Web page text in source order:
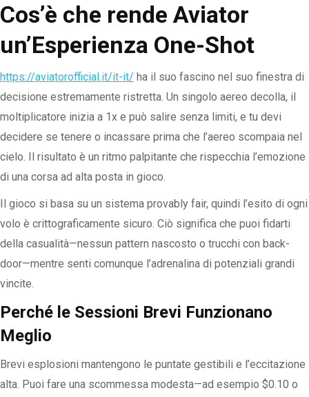
Cos’è che rende Aviator
un’Esperienza One-Shot
https://aviatorofficial.it/it-it/ ha il suo fascino nel suo finestra di
decisione estremamente ristretta. Un singolo aereo decolla, il
moltiplicatore inizia a 1x e può salire senza limiti, e tu devi
decidere se tenere o incassare prima che l’aereo scompaia nel
cielo. Il risultato è un ritmo palpitante che rispecchia l’emozione
di una corsa ad alta posta in gioco.
Il gioco si basa su un sistema provably fair, quindi l’esito di ogni
volo è crittograficamente sicuro. Ciò significa che puoi fidarti
della casualità—nessun pattern nascosto o trucchi con back-
door—mentre senti comunque l’adrenalina di potenziali grandi
vincite.
Perché le Sessioni Brevi Funzionano
Meglio
Brevi esplosioni mantengono le puntate gestibili e l’eccitazione
alta. Puoi fare una scommessa modesta—ad esempio $0.10 o